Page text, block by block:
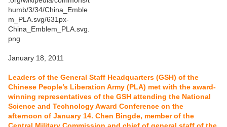
January 18, 2011
Leaders of the General Staff Headquarters (GSH) of the
Chinese People’s Liberation Army (PLA) met with the award-
winning representatives of the GSH attending the National
Science and Technology Award Conference on the
afternoon of January 14. Chen Bingde, member of the